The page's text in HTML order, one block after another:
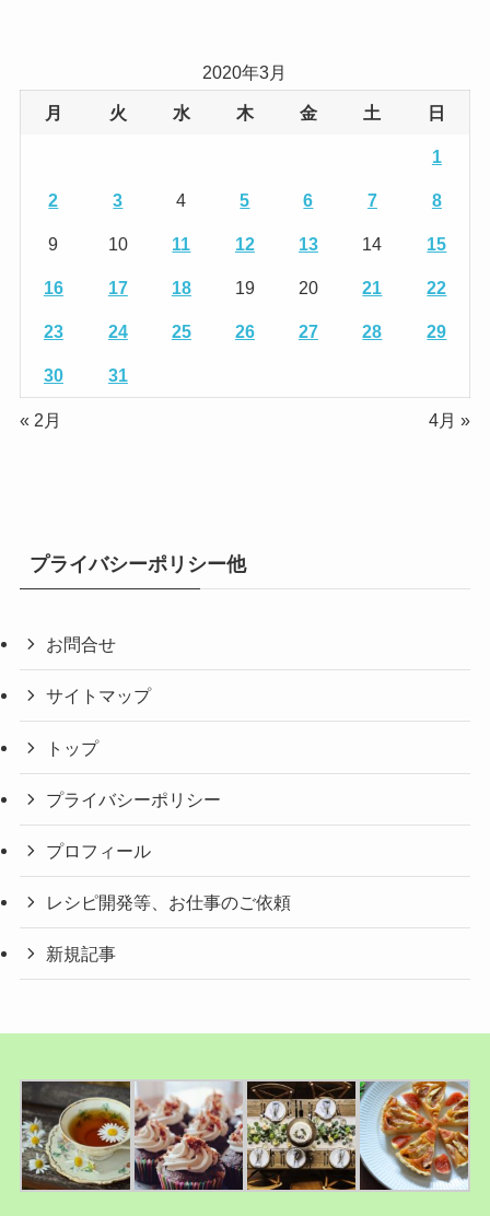
2020年3月
月 火 水 木 金 土 日
1
2 3 4 5 6 7 8
9 10 11 12 13 14 15
16 17 18 19 20 21 22
23 24 25 26 27 28 29
30 31
« 2月 4月 »
プライバシーポリシー他
お問合せ
サイトマップ
トップ
プライバシーポリシー
プロフィール
レシピ開発等、お仕事のご依頼
新規記事